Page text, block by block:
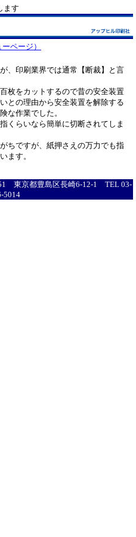
ます
ページ）
、印刷業界では通常【断裁】と言
枚をカットするので昔の安全装置
との理由から安全装置を解除する
な作業でした。
くらいなら簡単に切断されてしま
ちですが、紙押さえの万力でも指
ます。
東京都豊島区長崎6-12-1 TEL 03-
5014